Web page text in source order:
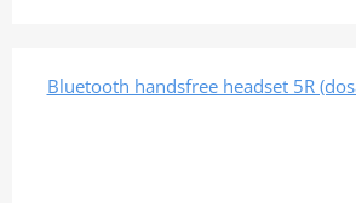
Bluetooth handsfree headset 5R